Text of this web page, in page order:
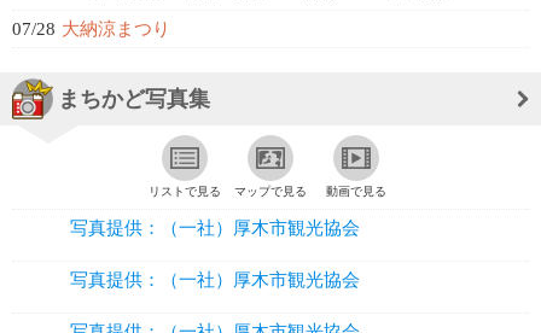
07/28 大納涼まつり
まちかど写真集
リストで見る マップで見る 動画で見る
写真提供：（一社）厚木市観光協会
写真提供：（一社）厚木市観光協会